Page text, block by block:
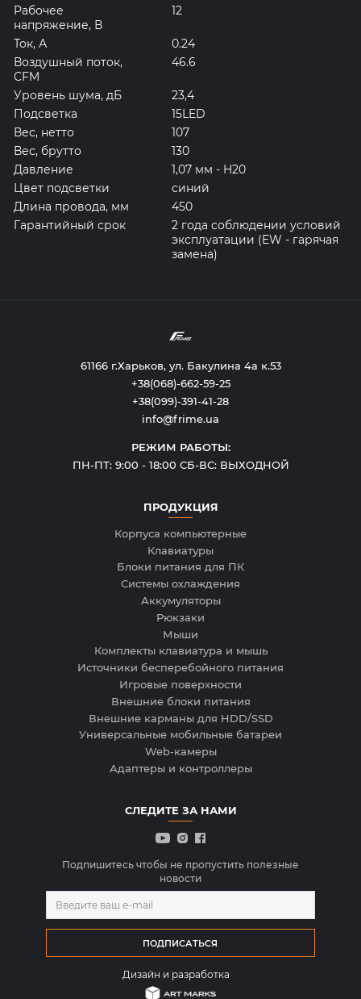
Рабочее
напряжение, В
12
Ток, А
0.24
Воздушный поток,
CFM
46.6
Уровень шума, дБ
23,4
Подсветка
15LED
Вес, нетто
107
Вес, брутто
130
Давление
1,07 мм - H20
Цвет подсветки
синий
Длина провода, мм
450
Гарантийный срок
2 года соблюдении условий
эксплуатации (EW - гарячая
замена)
61166 г.Харьков, ул. Бакулина 4а к.53
+38(068)-662-59-25
+38(099)-391-41-28
info@frime.ua
РЕЖИМ РАБОТЫ:
ПН-ПТ: 9:00 - 18:00 СБ-ВС: ВЫХОДНОЙ
ПРОДУКЦИЯ
Корпуса компьютерные
Клавиатуры
Блоки питания для ПК
Системы охлаждения
Аккумуляторы
Рюкзаки
Мыши
Комплекты клавиатура и мышь
Источники бесперебойного питания
Игровые поверхности
Внешние блоки питания
Внешние карманы для HDD/SSD
Универсальные мобильные батареи
Web-камеры
Адаптеры и контроллеры
СЛЕДИТЕ ЗА НАМИ
Подпишитесь чтобы не пропустить полезные
новости
Дизайн и разработка